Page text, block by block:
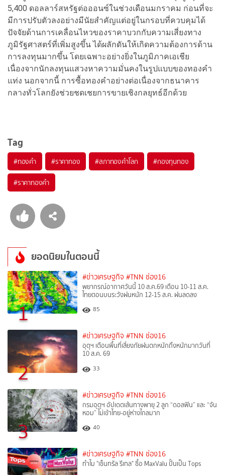
5,400 ดอลลาร์สหรัฐต่อออนซ์ในช่วงเดือนมกราคม ก่อนที่จะ
มีการปรับตัวลงอย่างมีนัยสำคัญแต่อยู่ในกรอบที่ควบคุมได้
ปัจจัยด้านการเคลื่อนไหวของราคาบวกกับความเสี่ยงทาง
ภูมิรัฐศาสตร์ที่เพิ่มสูงขึ้น ได้ผลักดันให้เกิดความต้องการด้าน
การลงทุนมากขึ้น โดยเฉพาะอย่างยิ่งในภูมิภาคเอเชีย
เนื่องจากนักลงทุนแสวงหาความมั่นคงในรูปแบบของทองคำ
แท่ง นอกจากนี้ การซื้อทองคำอย่างต่อเนื่องจากธนาคาร
กลางทั่วโลกยังช่วยชดเชยการขายเชิงกลยุทธ์อีกด้วย
Tag
#ทองคำ #ราคาทอง #สภาทองคำโลก #กองทุนทอง
#ราคาทองคำ
ยอดนิยมในตอนนี้
1
#ข่าวเศรษฐกิจ #TNN ช่อง16
พยากรณ์อากาศวันนี้ 10 ส.ค.69 เตือน 10-11 ส.ค.
ไทยตอนบนระวังฝนหนัก 12-15 ส.ค. ฝนลดลง
85
2
#ข่าวเศรษฐกิจ #TNN ช่อง16
อุตุฯ เตือนพื้นที่เสี่ยงภัยฝนตกหนักถึงหนักมากวันที่
10 ส.ค. 69
33
3
#ข่าวเศรษฐกิจ #TNN ช่อง16
กรมอุตุฯ อัปเดตเส้นทางพายุ 2 ลูก “ดอลฟิน” และ “จัน
หอม” ไม่เข้าไทย-อยู่ห่างไกลมาก
40
#ข่าวเศรษฐกิจ #TNN ช่อง16
ทำไม "เซ็นทรัล รีเทล" ซื้อ MaxValu ปั้นเป็น Tops